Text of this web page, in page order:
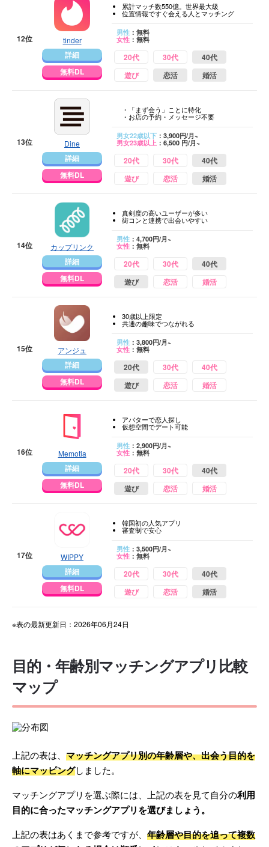
12位 tinder
詳細
無料DL
累計マッチ数550億。世界最大級
位置情報ですぐ会える人とマッチング
男性 ：無料
女性 ：無料
20代 30代
40代
遊び
恋活 婚活
13位 Dine
詳細
無料DL
・「まず会う」ことに特化
・お店の予約・メッセージ不要
男女22歳以下 ：3,900円/月~
男女23歳以上 ：6,500 円/月~
20代 30代
40代
遊び
恋活 婚活
14位 カップリンク
詳細
無料DL
真剣度の高いユーザーが多い
街コンと連携で出会いやすい
男性 ：4,700円/月~
女性 ：無料
20代 30代
40代
遊び
恋活 婚活
15位 アンジュ
詳細
無料DL
30歳以上限定
共通の趣味でつながれる
男性 ：3,800円/月~
女性 ：無料
20代 30代
40代
遊び
恋活 婚活
16位 Memotia
詳細
無料DL
アバターで恋人探し
仮想空間でデート可能
男性 ：2,900円/月~
女性 ：無料
20代 30代
40代
遊び
恋活 婚活
17位 WIPPY
詳細
無料DL
韓国初の人気アプリ
審査制で安心
男性 ：3,500円/月~
女性 ：無料
20代 30代
40代
遊び
恋活 婚活
※表の最新更新日：2026年06月24日
目的・年齢別マッチングアプリ比較
マップ
上記の表は、 マッチングアプリ別の年齢層や、出会う目的を
軸にマッピングしました。
マッチングアプリを選ぶ際には、上記の表を見て自分の利用
目的に合ったマッチングアプリを選びましょう。
上記の表はあくまで参考ですが、 年齢層や目的を追って複数